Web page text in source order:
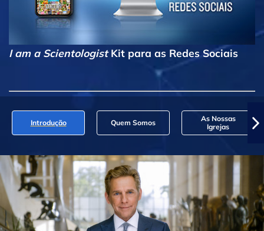
I am a ScientologistKit para as Redes Sociais
Introdução Quem Somos
As Nossas
Igrejas